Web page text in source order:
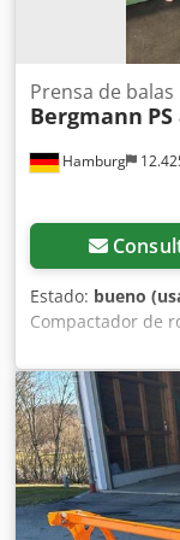
Hamburg
Prensa de balas
Bergmann
Estado: bueno
Compactador de
lugar: solo 950.-€
Fabricante:
fabricación: 1990
Presión de
Estado: bueno
Hamburgo
de acero
compactación